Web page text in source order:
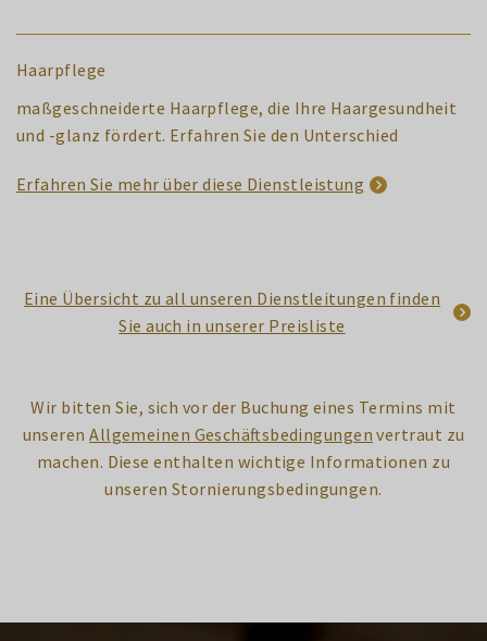
Haarpflege
maßgeschneiderte Haarpflege, die Ihre Haargesundheit
und -glanz fördert. Erfahren Sie den Unterschied
Erfahren Sie mehr über diese Dienstleistung
Eine Übersicht zu all unseren Dienstleitungen finden
Sie auch in unserer Preisliste
Wir bitten Sie, sich vor der Buchung eines Termins mit
unserenAllgemeinen Geschäftsbedingungen vertraut zu
machen. Diese enthalten wichtige Informationen zu
unseren Stornierungsbedingungen.